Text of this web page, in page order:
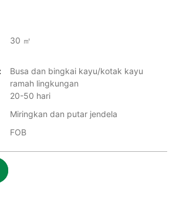
30 ㎡
Busa dan bingkai kayu/kotak kayu
ramah lingkungan
20-50 hari
Miringkan dan putar jendela
FOB